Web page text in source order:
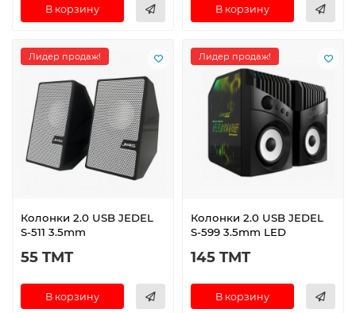
В корзину В корзину
Лидер продаж!
Колонки 2.0 USB JEDEL
S-511 3.5mm
55 TMT
В корзину
Лидер продаж!
Колонки 2.0 USB JEDEL
S-599 3.5mm LED
145 TMT
В корзину